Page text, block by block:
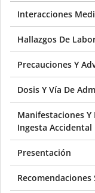
Interacciones
Hallazgos De
Precauciones Y
Dosis Y Vía De
Manifestaciones
Ingesta Accidental
Presentación